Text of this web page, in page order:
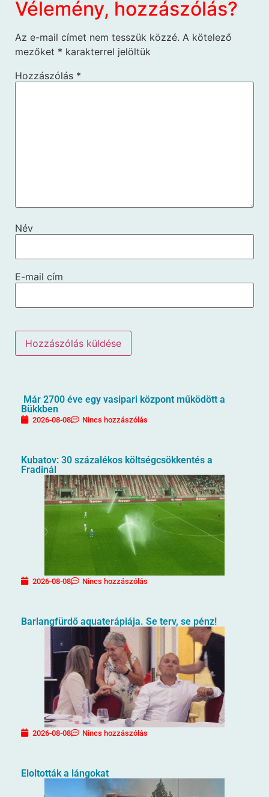
Vélemény, hozzászólás?
Az e-mail címet nem tesszük közzé. A kötelező
mezőket * karakterrel jelöltük
Hozzászólás *
Név
E-mail cím
Már 2700 éve egy vasipari központ működött a
Bükkben
2026-08-08 Nincs hozzászólás
Kubatov: 30 százalékos költségcsökkentés a
Fradinál
2026-08-08 Nincs hozzászólás
Barlangfürdő aquaterápiája. Se terv, se pénz!
2026-08-08 Nincs hozzászólás
Eloltották a lángokat